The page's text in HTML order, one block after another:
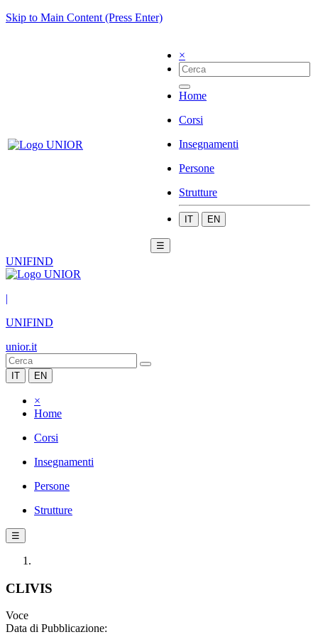
Skip to Main Content (Press Enter)
×
Home
Corsi
Insegnamenti
Persone
Strutture
IT EN
☰
UNIFIND
|
UNIFIND
unior.it
IT EN
×
Home
Corsi
Insegnamenti
Persone
Strutture
☰
CLIVIS
Voce
Data di Pubblicazione: